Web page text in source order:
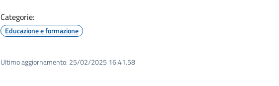
Categorie:
Educazione e formazione
Ultimo aggiornamento: 25/02/2025 16:41.58